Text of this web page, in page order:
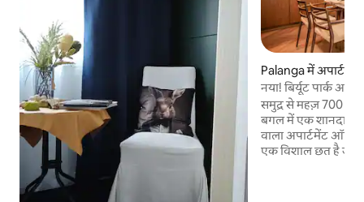
Palanga में अपार्टमेंट
नया! बिर्यूट पार्क
समुद्र से महज़ 700
बगल में एक शानदार
वाला अपार्टमेंट ऑफ़र
एक विशाल छत है जहाँ